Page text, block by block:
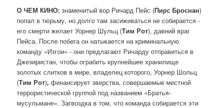
О ЧЕМ КИНО:знаменитый вор Ричард Пейс (Пирс Броснан)
попал в тюрьму, но долго там засиживаться не собирается -
его смерти желает Уорнер Шульц (Тим Рот), давний враг
Пейса. После побега он натыкается на криминальную
команду «Изгои» - они предлагают Ричарду отправиться в
Джезиристан, чтобы ограбить крупнейшее хранилище
золотых слитков в мире, владелец которого, Уорнер Шольц
(Тим Рот),финансирует зверства, совершаемые местной
террористической группой под названием «Братья-
мусульмане». Загвоздка в том, что команда собирается эти